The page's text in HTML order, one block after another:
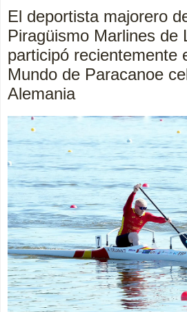
El deportista majorero
Piragüismo Marlines de
participó recientemente
Mundo de Paracanoe
Alemania